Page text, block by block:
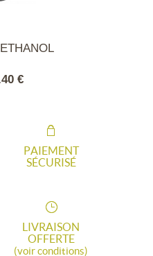
€
PAIEMENT
SÉCURISÉ
LIVRAISON
OFFERTE
(voir conditions)